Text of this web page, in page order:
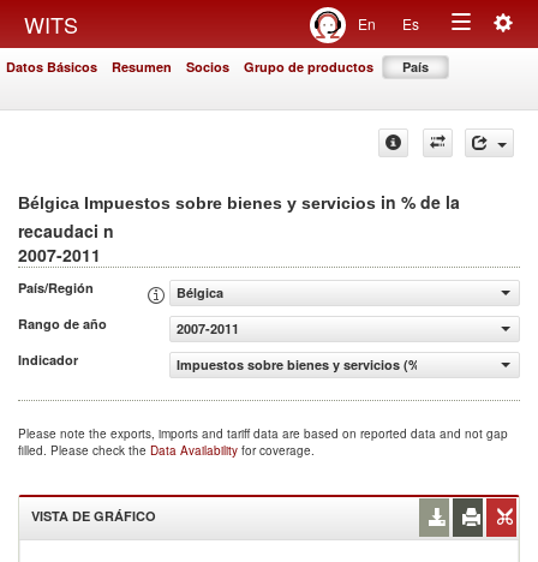
WITS En Es
Toggle
Datos Básicos Resumen Socios Grupo de productos País
Bélgica Impuestos sobre bienes y servicios in % de la
recaudaci n
2007-2011
País/Región
Bélgica
Rango de año
2007-2011
Indicador
Impuestos sobre bienes y servicios (% de la recaudaci n)
Please note the exports, imports and tariff data are based on reported data and not gap
filled. Please check the Data Availability for coverage.
VISTA DE GRÁFICO